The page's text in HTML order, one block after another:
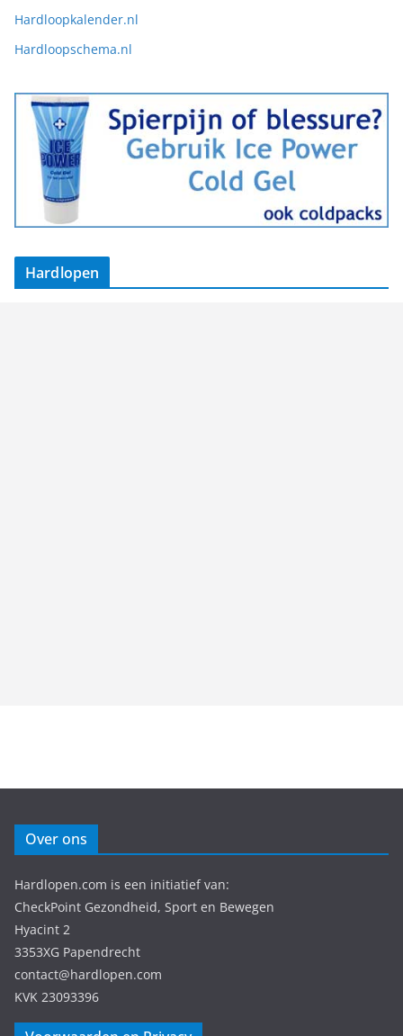
Hardloopkalender.nl
Hardloopschema.nl
Hardlopen
Over ons
Hardlopen.com is een initiatief van:
CheckPoint Gezondheid, Sport en Bewegen
Hyacint 2
3353XG Papendrecht
contact@hardlopen.com
KVK 23093396